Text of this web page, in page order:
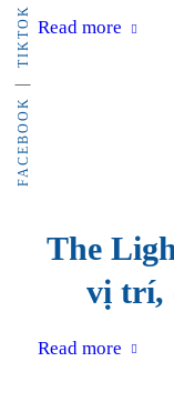
FACEBOOK
TIKTOK Read more
The
vị trí,
Read more